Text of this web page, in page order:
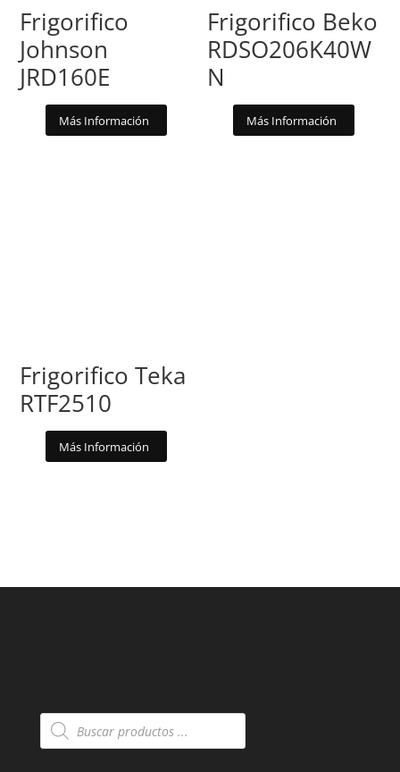
Frigorifico
Johnson
JRD160E
Más Información
Frigorifico Beko
RDSO206K40W
N
Más Información
Frigorifico Teka
RTF2510
Más Información
Búsqueda
de